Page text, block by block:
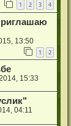
1 2 3 4
13:50
1 2
15:33
04:11